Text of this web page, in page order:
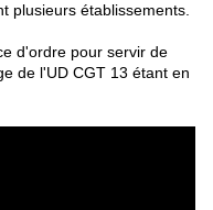
plusieurs établissements.
d'ordre pour servir de
de l'UD CGT 13 étant en